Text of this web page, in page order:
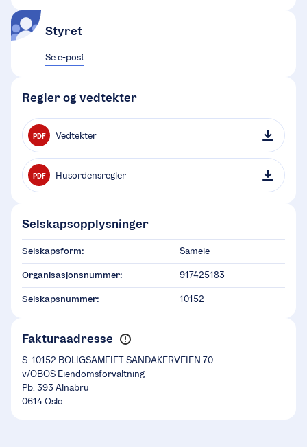
Styret
Se e-post
Regler og vedtekter
PDF Vedtekter
PDF Husordensregler
Selskapsopplysninger
Selskapsform: Sameie
Organisasjonsnummer: 917425183
Selskapsnummer: 10152
Fakturaadresse
S. 10152 BOLIGSAMEIET SANDAKERVEIEN 70
v/OBOS Eiendomsforvaltning
Pb. 393 Alnabru
0614 Oslo